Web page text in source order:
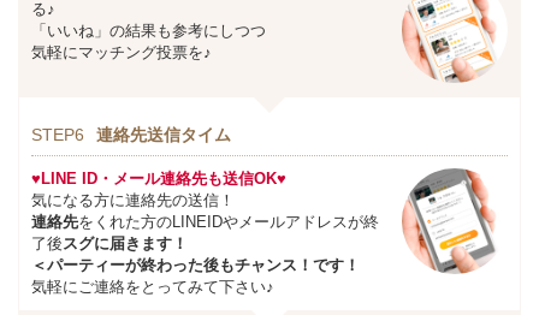
る♪
「いいね」の結果も参考にしつつ
気軽にマッチング投票を♪
STEP6 連絡先送信タイム
♥LINE ID・メール連絡先も送信OK♥
気になる方に連絡先の送信！
連絡先をくれた方のLINEIDやメールアドレスが終
了後スグに届きます！
＜パーティーが終わった後もチャンス！です！
気軽にご連絡をとってみて下さい♪